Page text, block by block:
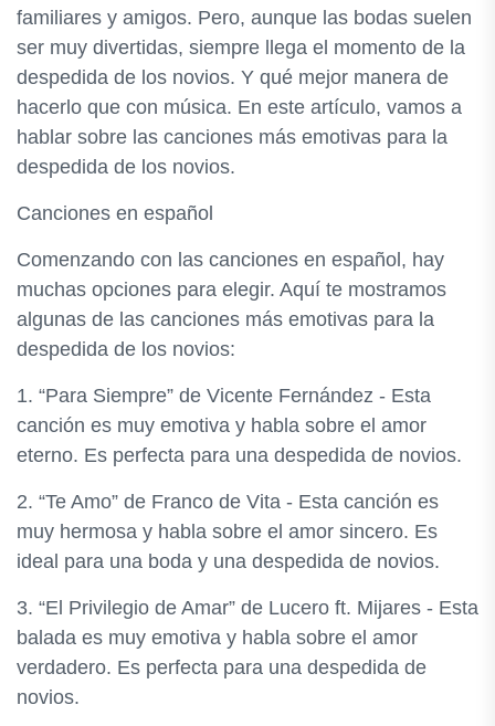
familiares y amigos. Pero, aunque las bodas suelen
ser muy divertidas, siempre llega el momento de la
despedida de los novios. Y qué mejor manera de
hacerlo que con música. En este artículo, vamos a
hablar sobre las canciones más emotivas para la
despedida de los novios.
Canciones en español
Comenzando con las canciones en español, hay
muchas opciones para elegir. Aquí te mostramos
algunas de las canciones más emotivas para la
despedida de los novios:
1. “Para Siempre” de Vicente Fernández - Esta
canción es muy emotiva y habla sobre el amor
eterno. Es perfecta para una despedida de novios.
2. “Te Amo” de Franco de Vita - Esta canción es
muy hermosa y habla sobre el amor sincero. Es
ideal para una boda y una despedida de novios.
3. “El Privilegio de Amar” de Lucero ft. Mijares - Esta
balada es muy emotiva y habla sobre el amor
verdadero. Es perfecta para una despedida de
novios.